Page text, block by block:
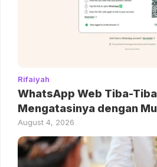
Rifaiyah
WhatsApp Web Tiba-
Mengatasinya dengan
August 4, 2026